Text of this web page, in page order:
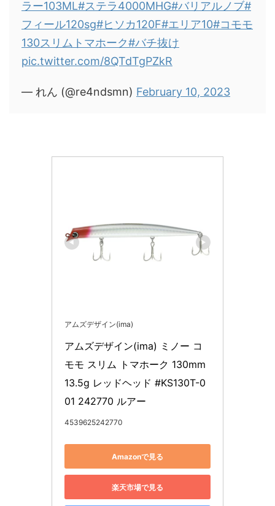
ラー103ML#ステラ4000MHG#バリアルノブ#
フィール120sg#ヒソカ120F#エリア10#コモモ
130スリムトマホーク#バチ抜け
pic.twitter.com/8QTdTgPZkR
— れん (@re4ndsmn) February 10, 2023
アムズデザイン(ima)
アムズデザイン(ima) ミノー コ
モモ スリム トマホーク 130mm
13.5g レッドヘッド #KS130T-0
01 242770 ルアー
4539625242770
Amazonで見る
楽天市場で見る